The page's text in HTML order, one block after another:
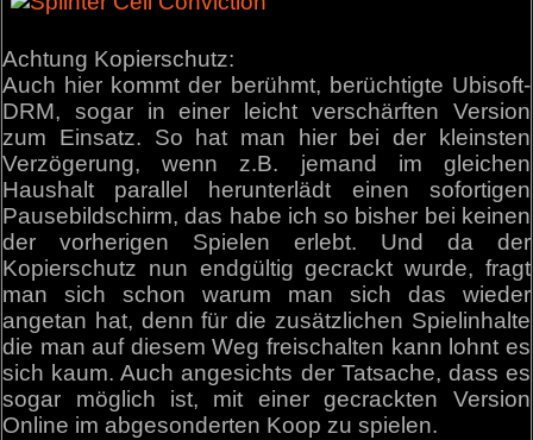
Achtung Kopierschutz:
Auch hier kommt der berühmt, berüchtigte Ubisoft-
DRM, sogar in einer leicht verschärften Version
zum Einsatz. So hat man hier bei der kleinsten
Verzögerung, wenn z.B. jemand im gleichen
Haushalt parallel herunterlädt einen sofortigen
Pausebildschirm, das habe ich so bisher bei keinen
der vorherigen Spielen erlebt. Und da der
Kopierschutz nun endgültig gecrackt wurde, fragt
man sich schon warum man sich das wieder
angetan hat, denn für die zusätzlichen Spielinhalte
die man auf diesem Weg freischalten kann lohnt es
sich kaum. Auch angesichts der Tatsache, dass es
sogar möglich ist, mit einer gecrackten Version
Online im abgesonderten Koop zu spielen.